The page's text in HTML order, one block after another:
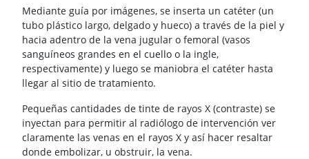
Mediante guía por imágenes, se inserta un catéter (un
tubo plástico largo, delgado y hueco) a través de la piel y
hacia adentro de la vena jugular o femoral (vasos
sanguíneos grandes en el cuello o la ingle,
respectivamente) y luego se maniobra el catéter hasta
llegar al sitio de tratamiento.
Pequeñas cantidades de tinte de rayos X (contraste) se
inyectan para permitir al radiólogo de intervención ver
claramente las venas en el rayos X y así hacer resaltar
donde embolizar, u obstruir, la vena.